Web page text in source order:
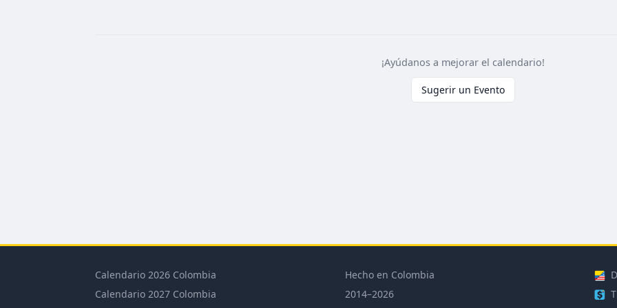
¡Ayúdanos a mejorar el calendario!
Sugerir un Evento
Calendario 2026 Colombia
Calendario 2027 Colombia
Hecho en Colombia
2014–2026